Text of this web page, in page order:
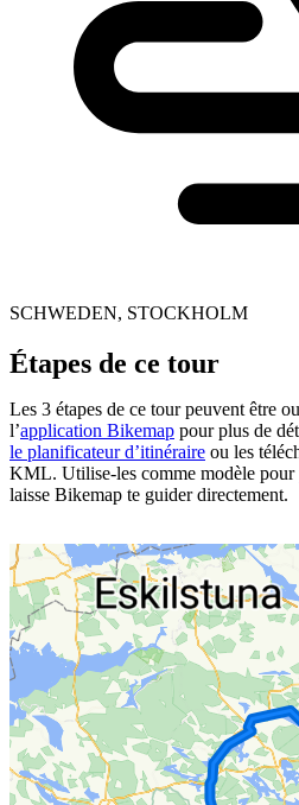
SCHWEDEN, STOCKHOLM
Étapes de ce tour
Les 3 étapes de ce tour peuvent être
l’application Bikemap pour plus de
le planificateur d’itinéraire ou les
KML. Utilise-les comme modèle pour
laisse Bikemap te guider directement.